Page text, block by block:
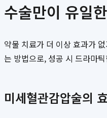
수술만이 유일
약물 치료가 더 이상 효과가
는 방법으로, 성공 시 드라마
미세혈관감압술의